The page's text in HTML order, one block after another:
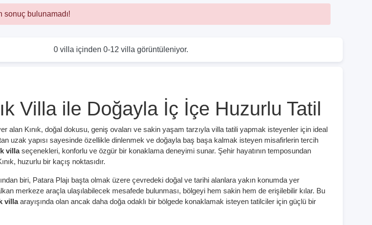
sonuç bulunamadı!
0 villa içinden 0-12 villa görüntüleniyor.
Villa ile Doğayla İç İçe Huzurlu Tatil
alan Kınık, doğal dokusu, geniş ovaları ve sakin yaşam tarzıyla villa tatili yapmak isteyenler için ideal
uzak yapısı sayesinde özellikle dinlenmek ve doğayla baş başa kalmak isteyen misafirlerin tercih
villaseçenekleri, konforlu ve özgür bir konaklama deneyimi sunar. Şehir hayatının temposundan
huzurlu bir kaçış noktasıdır.
biri, Patara Plajı başta olmak üzere çevredeki doğal ve tarihi alanlara yakın konumda yer
merkeze araçla ulaşılabilecek mesafede bulunması, bölgeyi hem sakin hem de erişilebilir kılar. Bu
villaarayışında olan ancak daha doğa odaklı bir bölgede konaklamak isteyen tatilciler için güçlü bir